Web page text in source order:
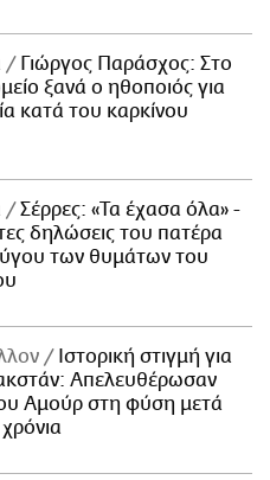
Γιώργος Παράσχος: Στο
ξανά ο ηθοποιός για
κατά του καρκίνου
Σέρρες: «Τα έχασα όλα» -
δηλώσεις του πατέρα
των θυμάτων του
Ιστορική στιγμή για
Απελευθέρωσαν
Αμούρ στη φύση μετά